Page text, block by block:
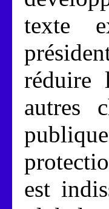
texte
réduire
autres
est